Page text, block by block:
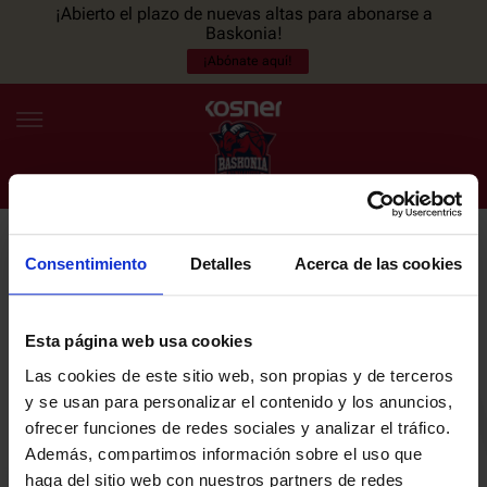
Consentimiento Detalles Acerca de las cookies
Esta página web usa cookies
Las cookies de este sitio web, son propias y de terceros
y se usan para personalizar el contenido y los anuncios,
ofrecer funciones de redes sociales y analizar el tráfico.
Además, compartimos información sobre el uso que
haga del sitio web con nuestros partners de redes
¡Abierto el plazo de nuevas altas para abonarse a
Baskonia!
¡Abónate aquí!
ES EU
NOTICIAS
PLANTILLA
ENTRADAS
NEWSLETTER
últimas noticias y promociones del club.
Email
He leído y acepto laPolítica de privacidaddel SASKI BASKONIA